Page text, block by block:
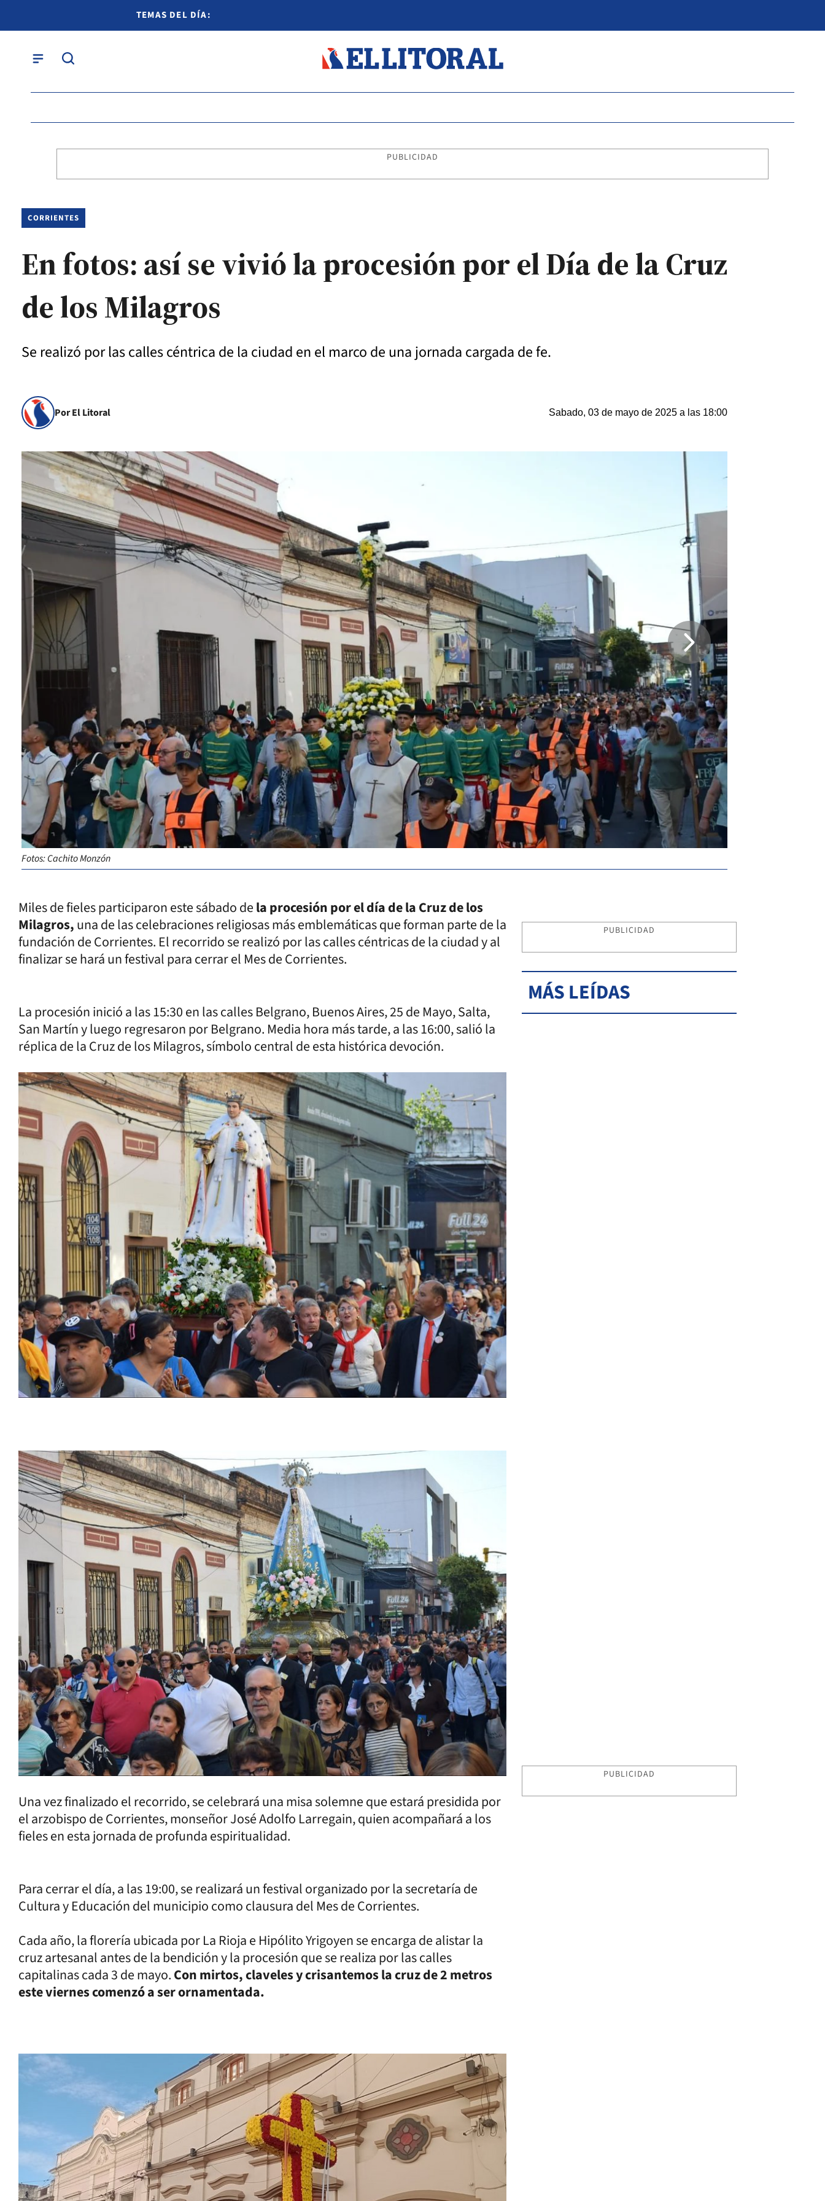
TEMAS DEL DÍA:
PUBLICIDAD
CORRIENTES
En fotos: así se vivió la procesión por el Día de la Cruz
de los Milagros
Se realizó por las calles céntrica de la ciudad en el marco de una jornada cargada de fe.
Por El Litoral Sabado, 03 de mayo de 2025 a las 18:00
Fotos: Cachito Monzón
Miles de fieles participaron este sábado dela procesión por el día dela Cruz de los
Milagros,una de las celebraciones religiosas más emblemáticas que forman parte de la
fundación de Corrientes. El recorrido se realizó por las calles céntricas de la ciudad y al
finalizar se hará un festival para cerrar el Mes de Corrientes.
La procesión inició a las 15:30 en las calles Belgrano, Buenos Aires, 25 de Mayo, Salta,
San Martín y luego regresaron por Belgrano. Media hora más tarde, a las 16:00, salió la
réplica de la Cruz de los Milagros, símbolo central de esta histórica devoción.
Una vez finalizado el recorrido, se celebrará una misa solemne que estará presidida por
el arzobispo de Corrientes, monseñor José Adolfo Larregain, quien acompañará a los
fieles en esta jornada de profunda espiritualidad.
Para cerrar el día, a las 19:00, se realizará un festival organizado por la secretaría de
Cultura y Educación del municipio como clausura del Mes de Corrientes.
Cada año, la florería ubicada por La Rioja e Hipólito Yrigoyen se encarga de alistar la
cruz artesanal antes de la bendición y la procesión que se realiza por las calles
capitalinas cada 3 de mayo.Con mirtos, claveles y crisantemos la cruz de 2 metros
este viernes comenzó a ser ornamentada.
PUBLICIDAD
MÁS LEÍDAS
PUBLICIDAD